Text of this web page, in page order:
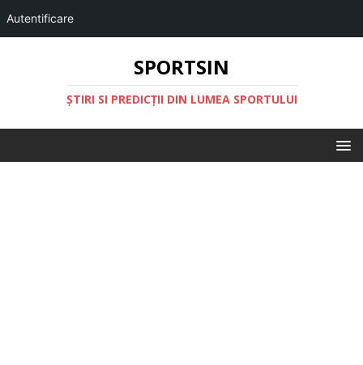
Autentificare
SPORTSIN
ŞTIRI SI PREDICŢII DIN LUMEA SPORTULUI